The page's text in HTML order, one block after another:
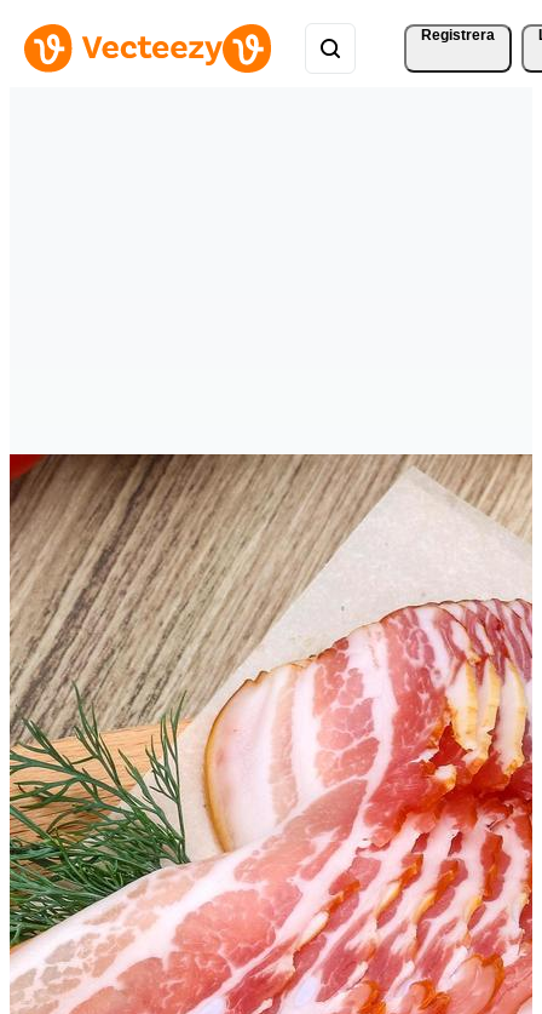
Registrera